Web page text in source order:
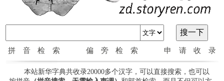
拼音检索 偏旁检索 申请收录
本站新华字典共收录20000多个汉字，可以直接搜索，也可以